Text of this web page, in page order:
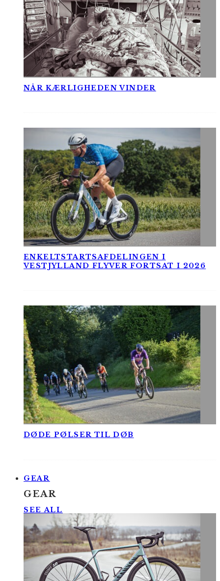
NÅR KÆRLIGHEDEN VINDER
ENKELTSTARTSAFDELINGEN I
VESTJYLLAND FLYVER FORTSAT I 2026
DØDE PØLSER TIL DØB
GEAR
GEAR
SEE ALL